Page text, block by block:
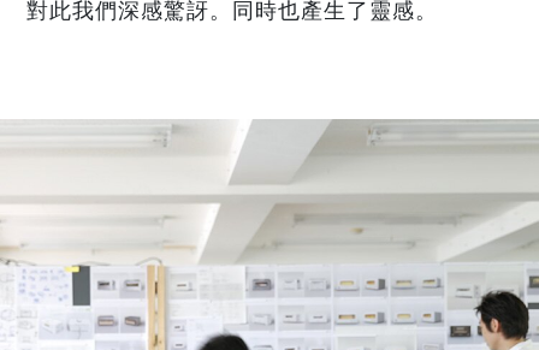
對此我們深感驚訝。同時也產生了靈感。